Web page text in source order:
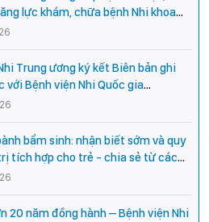
lực khám, chữa bệnh Nhi khoa
tế tại các tỉnh miền núi phía Bắc
Trung ương ký kết Biên bản ghi
với Bệnh viện Nhi Quốc gia
bẩm sinh: nhận biết sớm và quy
tích hợp cho trẻ - chia sẻ từ các
đầu của Bệnh Viện Nhi Trung
20 năm đồng hành – Bệnh viện Nhi